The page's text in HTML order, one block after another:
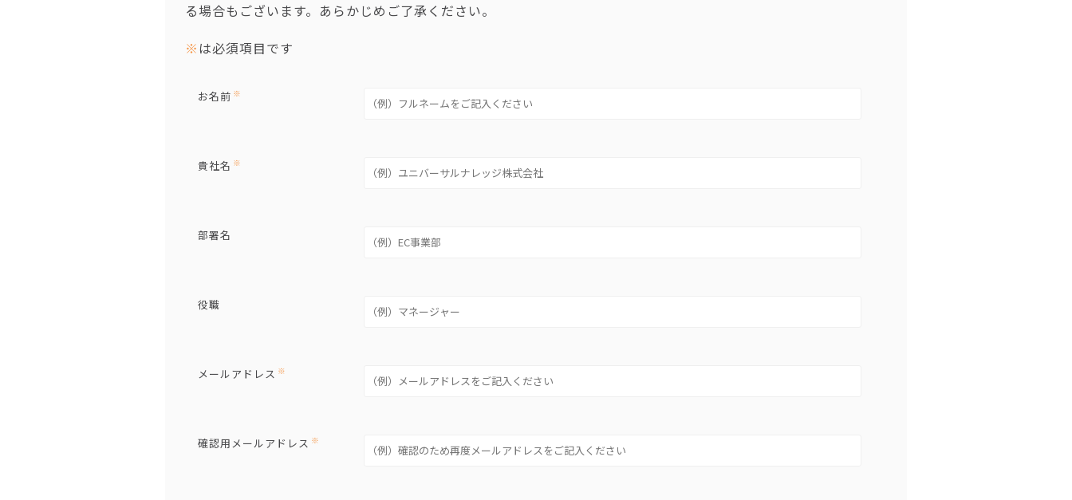
る場合もございます。あらかじめご了承ください。
※は必須項目です
お名前 ※
貴社名 ※
部署名
役職
メールアドレス ※
確認用メールアドレス ※